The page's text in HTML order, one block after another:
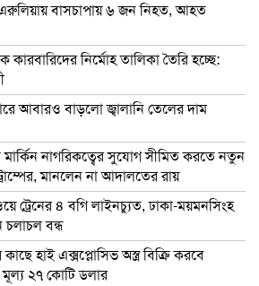
বাসচাপায় ৬ জন নিহত, আহত
কারবারিদের নির্মোহ তালিকা তৈরি হচ্ছে:
আবারও বাড়লো জ্বালানি তেলের দাম
মার্কিন নাগরিকত্বের সুযোগ সীমিত করতে নতুন
মানলেন না আদালতের রায়
ট্রেনের ৪ বগি লাইনচ্যুত, ঢাকা-ময়মনসিংহ
চলাচল বন্ধ
হাই এক্সপ্লোসিভ অস্ত্র বিক্রি করবে
মূল্য ২৭ কোটি ডলার